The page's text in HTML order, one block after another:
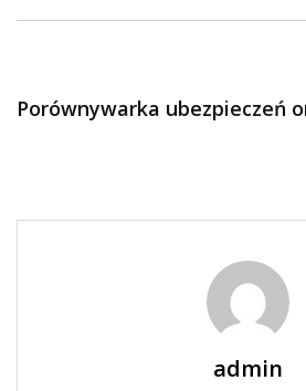
Porównywarka ubezpieczeń
admin